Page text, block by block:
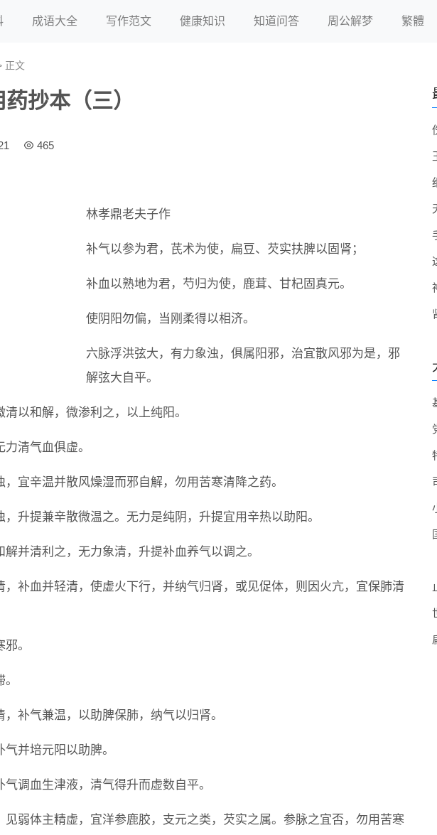
成语大全 写作范文 健康知识 知道问答 周公解梦 繁體
正文
抄本（三）
465
林孝鼎老夫子作
补气以参为君，芪术为使，扁豆、芡实扶脾以固肾；
补血以熟地为君，芍归为使，鹿茸、甘杞固真元。
使阴阳勿偏，当刚柔得以相济。
六脉浮洪弦大，有力象浊，俱属阳邪，治宜散风邪为是，邪
解弦大自平。
以和解，微渗利之，以上纯阳。
清气血俱虚。
宜辛温并散风燥湿而邪自解，勿用苦寒清降之药。
升提兼辛散微温之。无力是纯阴，升提宜用辛热以助阳。
并清利之，无力象清，升提补血养气以调之。
，补血并轻清，使虚火下行，并纳气归肾，或见促体，则因火亢，宜保肺清
。
补气兼温，以助脾保肺，纳气以归肾。
并培元阳以助脾。
调血生津液，清气得升而虚数自平。
见弱体主精虚，宜洋参鹿胶，支元之类，芡实之属。参脉之宜否，勿用苦寒